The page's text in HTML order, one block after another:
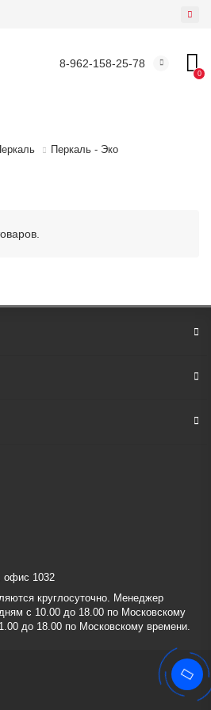
8-962-158-25-78
0
Перкаль - Эко
офис 1032
круглосуточно. Менеджер
c 10.00 до 18.00 по Московскому
до 18.00 по Московскому времени.